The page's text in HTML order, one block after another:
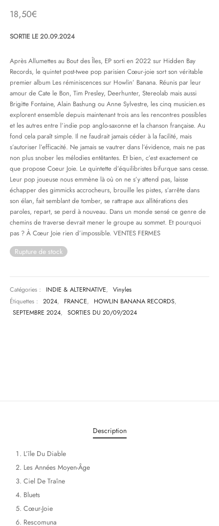
18,50€
SORTIE LE 20.09.2024
Après Allumettes au Bout des Îles, EP sorti en 2022 sur Hidden Bay
Records, le quintet post-twee pop parisien Cœur-joie sort son véritable
premier album Les réminiscences sur Howlin’ Banana. Réunis par leur
amour de Cate le Bon, Tim Presley, Deerhunter, Stereolab mais aussi
Brigitte Fontaine, Alain Bashung ou Anne Sylvestre, les cinq musicien.es
explorent ensemble depuis maintenant trois ans les rencontres possibles
et les autres entre l’indie pop anglo-saxonne et la chanson française. Au
fond cela paraît simple. Il ne faudrait jamais céder à la facilité, mais
s’autoriser l’efficacité. Ne jamais se vautrer dans l’évidence, mais ne pas
non plus snober les mélodies entêtantes. Et bien, c’est exactement ce
que propose Coeur Joie. Le quintette d’équilibristes bifurque sans cesse.
Leur pop joueuse nous emmène là où on ne s’y attend pas, laisse
échapper des gimmicks accrocheurs, brouille les pistes, s’arrête dans
son élan, fait semblant de tomber, se rattrape aux allitérations des
paroles, repart, se perd à nouveau. Dans un monde sensé ce genre de
chemins de traverse devrait mener le groupe au sommet. Et pourquoi
pas ? À Cœur Joie rien d’impossible. VENTES FERMES
Rupture de stock
Catégories : INDIE & ALTERNATIVE,
Vinyles
Étiquettes :
2024, FRANCE, HOWLIN BANANA RECORDS,
SEPTEMBRE 2024, SORTIES DU 20/09/2024
Description
L’île Du Diable
Les Années Moyen-Âge
Ciel De Traîne
Bluets
Cœur-Joie
Rescomuna
HOP
MUSIQUES IMPROVISEES
DU MONDE
CLASSIQUE
DAY 2025